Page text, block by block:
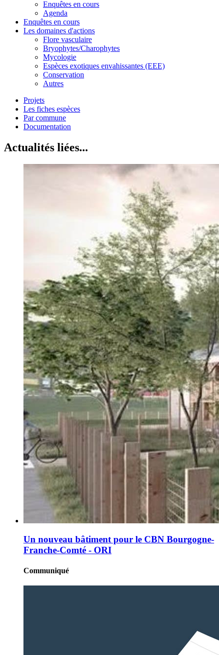
Enquêtes en cours
Agenda
Enquêtes en cours
Les domaines d'actions
Flore vasculaire
Bryophytes/Charophytes
Mycologie
Espèces exotiques envahissantes (EEE)
Conservation
Autres
Projets
Les fiches espèces
Par commune
Documentation
Actualités liées...
Un nouveau bâtiment pour le CBN Bourgogne-
Franche-Comté - ORI
Communiqué